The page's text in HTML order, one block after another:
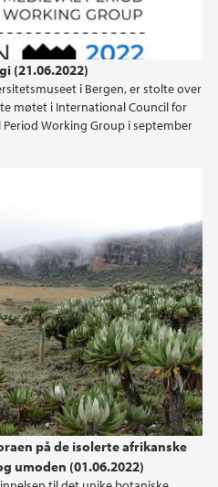
(21.06.2022)
i Bergen, er stolte over
møtet i International Council for
Working Group i september
på de isolerte afrikanske
umoden (01.06.2022)